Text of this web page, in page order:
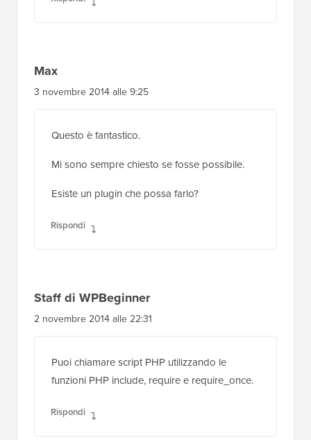
Max
3 novembre 2014 alle 9:25
Questo è fantastico.
Mi sono sempre chiesto se fosse possibile.
Esiste un plugin che possa farlo?
Rispondi
Staff di WPBeginner
2 novembre 2014 alle 22:31
Puoi chiamare script PHP utilizzando le
funzioni PHP include, require e require_once.
Rispondi